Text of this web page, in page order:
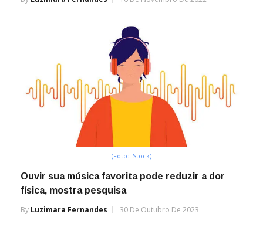
(Foto: iStock)
Ouvir sua música favorita pode reduzir a dor
física, mostra pesquisa
By Luzimara Fernandes 30 De Outubro De 2023